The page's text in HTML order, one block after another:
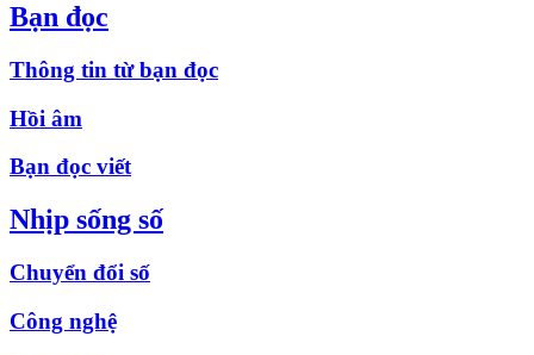
Bạn đọc
Thông tin từ bạn đọc
Hồi âm
Bạn đọc viết
Nhịp sống số
Chuyển đổi số
Công nghệ